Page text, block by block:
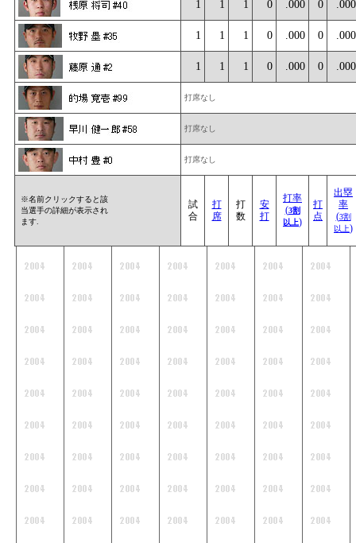
1 1 1 0 .000 0 .000
1 1 1 0 .000 0 .000
1 1 1 0 .000 0 .000
打席なし
打席なし
打席なし
※名前クリックすると該
当選手の詳細が表示され
ます.
試
合
打
席
打
数
安
打
打率
(3割
以上)
打
点
出塁
率
(3割
以上)